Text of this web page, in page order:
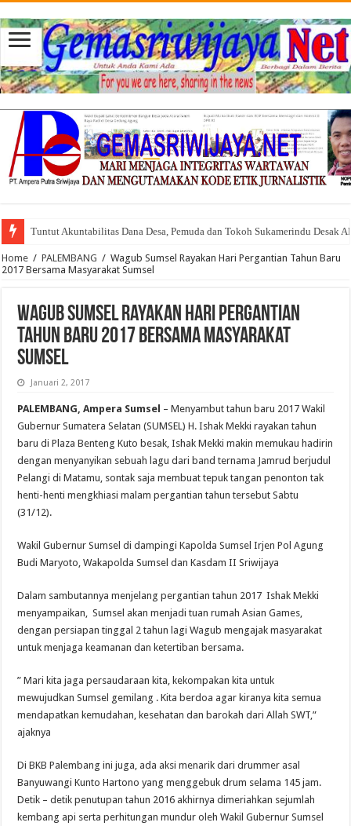
Tuntut Akuntabilitas Dana Desa, Pemuda dan Tokoh Sukamerindu Desak
Home / PALEMBANG / Wagub Sumsel Rayakan Hari Pergantian Tahun Baru
2017 Bersama Masyarakat Sumsel
Wagub Sumsel Rayakan Hari Pergantian
Tahun Baru 2017 Bersama Masyarakat
Sumsel
Januari 2, 2017
PALEMBANG, Ampera Sumsel – Menyambut tahun baru 2017 Wakil
Gubernur Sumatera Selatan (SUMSEL) H. Ishak Mekki rayakan tahun
baru di Plaza Benteng Kuto besak, Ishak Mekki makin memukau hadirin
dengan menyanyikan sebuah lagu dari band ternama Jamrud berjudul
Pelangi di Matamu, sontak saja membuat tepuk tangan penonton tak
henti-henti mengkhiasi malam pergantian tahun tersebut Sabtu
(31/12).
Wakil Gubernur Sumsel di dampingi Kapolda Sumsel Irjen Pol Agung
Budi Maryoto, Wakapolda Sumsel dan Kasdam II Sriwijaya
Dalam sambutannya menjelang pergantian tahun 2017 Ishak Mekki
menyampaikan, Sumsel akan menjadi tuan rumah Asian Games,
dengan persiapan tinggal 2 tahun lagi Wagub mengajak masyarakat
untuk menjaga keamanan dan ketertiban bersama.
” Mari kita jaga persaudaraan kita, kekompakan kita untuk
mewujudkan Sumsel gemilang . Kita berdoa agar kiranya kita semua
mendapatkan kemudahan, kesehatan dan barokah dari Allah SWT,”
ajaknya
Di BKB Palembang ini juga, ada aksi menarik dari drummer asal
Banyuwangi Kunto Hartono yang menggebuk drum selama 145 jam.
Detik – detik penutupan tahun 2016 akhirnya dimeriahkan sejumlah
kembang api serta perhitungan mundur oleh Wakil Gubernur Sumsel